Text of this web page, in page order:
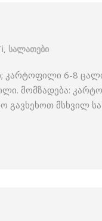
, სალათები
კარტოფილი 6-8
მომზადება:
მსხვილ